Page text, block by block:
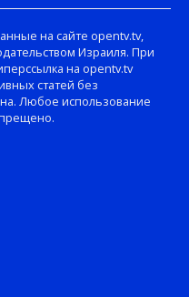
на сайте opentv.tv,
Израиля. При
на opentv.tv
статей без
Любое использование